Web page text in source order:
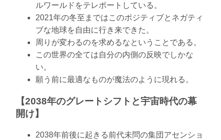
ルワールドをテレポートしている。
2021年の冬至まではこのポジティブとネガティ
ブな地球を自由に行き来できた。
周りが変わるのを求めるなということである。
この世界の全ては自分の内側の反映でしかな
い。
願う前に最適なものが魔法のように現れる。
【2038年のグレートシフトと宇宙時代の幕
開け】
2038年前後に起きる前代未問の集団アセンショ